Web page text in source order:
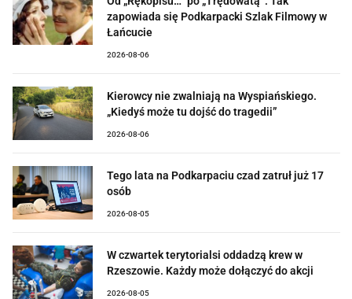
zapowiada się Podkarpacki Szlak Filmowy w
Łańcucie
2026-08-06
Kierowcy nie zwalniają na Wyspiańskiego.
„Kiedyś może tu dojść do tragedii”
2026-08-06
Tego lata na Podkarpaciu czad zatruł już 17
osób
2026-08-05
W czwartek terytorialsi oddadzą krew w
Rzeszowie. Każdy może dołączyć do akcji
2026-08-05